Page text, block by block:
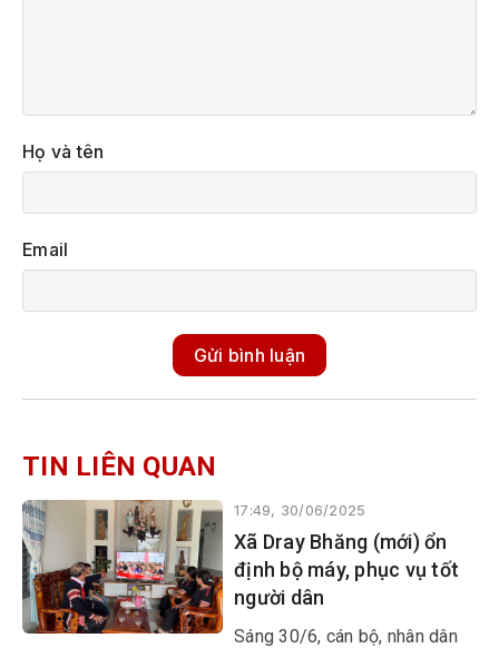
Họ và tên
Email
Gửi bình luận
TIN LIÊN QUAN
17:49, 30/06/2025
Xã Dray Bhăng (mới) ổn
định bộ máy, phục vụ tốt
người dân
Sáng 30/6, cán bộ, nhân dân